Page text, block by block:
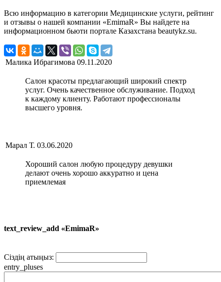
Всю информацию в категории Медицинские услуги, рейтинг
и отзывы о нашей компании «EmimaR» Вы найдете на
информационном бьюти портале Казахстана beautykz.su.
Малика Ибрагимова 09.11.2020
Салон красоты предлагающий широкий спектр
услуг. Очень качественное обслуживание. Подход
к каждому клиенту. Работают профессионалы
высшего уровня.
Марал Т. 03.06.2020
Хороший салон любую процедуру девушки
делают очень хорошо аккуратно и цена
приемлемая
text_review_add «EmimaR»
Сіздің атыңыз:
entry_pluses